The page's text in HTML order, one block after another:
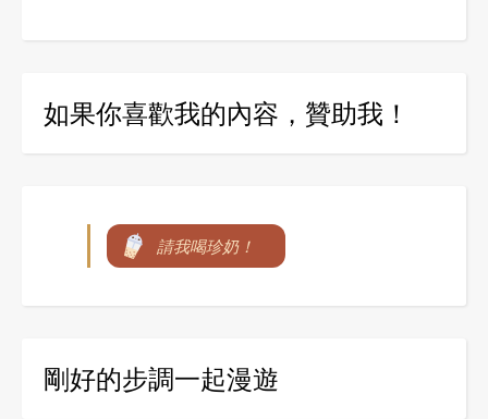
如果你喜歡我的內容，贊助我！
請我喝珍奶！
剛好的步調一起漫遊